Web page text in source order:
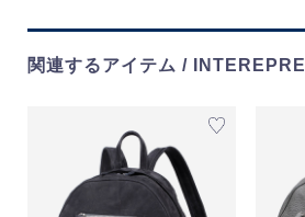
関連するアイテム / INTEREPRE